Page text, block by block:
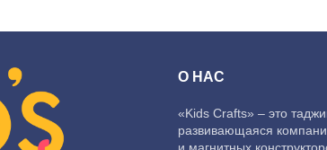
О НАС
«Kids Crafts» – это
развивающаяся